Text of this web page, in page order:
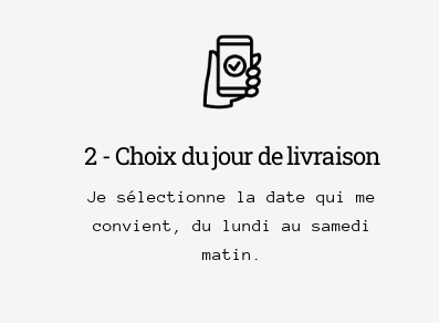
2 - Choix du jour de livraison
Je sélectionne la date qui me
convient, du lundi au samedi
matin.